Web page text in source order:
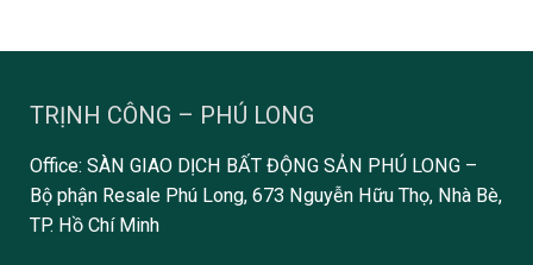
TRỊNH CÔNG – PHÚ LONG
Office: SÀN GIAO DỊCH BẤT ĐỘNG SẢN PHÚ LONG –
Bộ phận Resale Phú Long, 673 Nguyễn Hữu Thọ, Nhà Bè,
TP. Hồ Chí Minh